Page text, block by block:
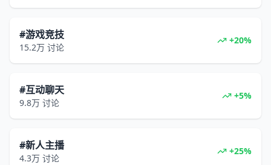
#游戏竞技
15.2万 讨论
+20%
#互动聊天
9.8万 讨论
+5%
#新人主播
4.3万 讨论
+25%